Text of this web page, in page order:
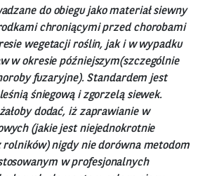
do obiegu jako materiał siewny
chroniącymi przed chorobami
wegetacji roślin, jak i w wypadku
w okresie późniejszym(szczególnie
fuzaryjne). Standardem jest
śniegową i zgorzelą siewek.
dodać, iż zaprawianie w
(jakie jest niejednokrotnie
rolników) nigdy nie dorówna metodom
w profesjonalnych